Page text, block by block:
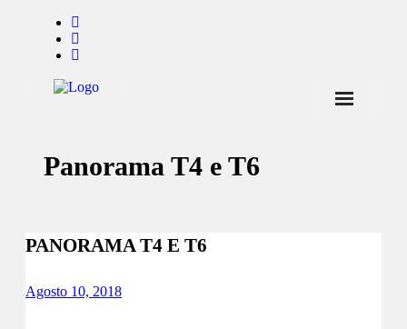
Notícias
Endorsers
Panorama T4 e T6
PANORAMA T4 E T6
Agosto 10, 2018